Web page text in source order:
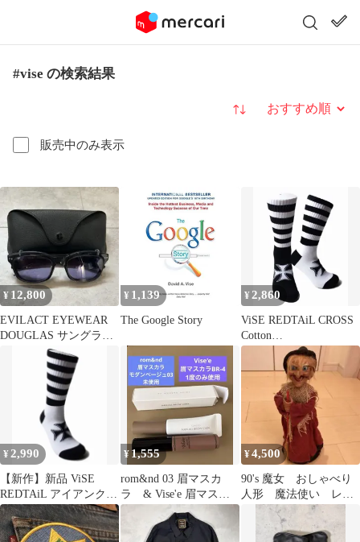
#vise の検索結果
販売中のみ表示
並び替え
¥ 12,800
EVILACT EYEWEAR
DOUGLAS サングラス
クリップオン
¥ 1,139
The Google Story
¥ 2,860
ViSE REDTAiL CROSS
Cotton
Socks〔Black/WHITE〕
¥ 2,990
【新作】新品 ViSE
REDTAiL アイアンクロ
ス ボーダー ソックス
白
¥ 1,555
rom&nd 03 眉マスカ
ラ & Vise'e 眉マスカ
ラBR4 SET
¥4,500
90's 魔女 おしゃべり
人形 魔法使い レト
ロ antique ソウ SAW